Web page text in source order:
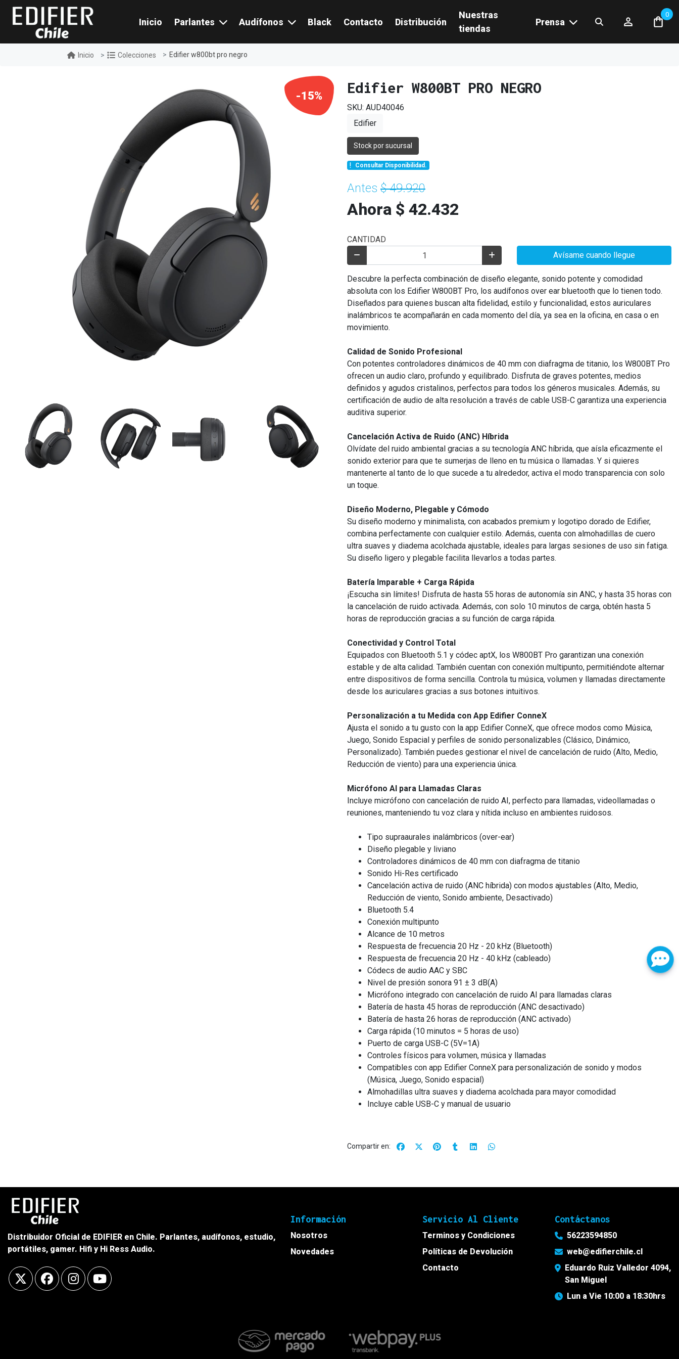
Inicio Parlantes Audífonos Black Contacto Distribución
Nuestras
tiendas
Prensa
0
Inicio Colecciones Edifier w800bt pro negro
-15% Edifier W800BT PRO NEGRO
SKU: AUD40046
Edifier
Stock por sucursal
Consultar Disponibilidad.
Antes $ 49.920
Ahora $ 42.432
CANTIDAD
Avísame cuando llegue
Descubre la perfecta combinación de diseño elegante, sonido potente y comodidad
absoluta con los Edifier W800BT Pro, los audífonos over ear bluetooth que lo tienen todo.
Diseñados para quienes buscan alta fidelidad, estilo y funcionalidad, estos auriculares
inalámbricos te acompañarán en cada momento del día, ya sea en la oficina, en casa o en
movimiento.
Calidad de Sonido Profesional
Con potentes controladores dinámicos de 40 mm con diafragma de titanio, los W800BT Pro
ofrecen un audio claro, profundo y equilibrado. Disfruta de graves potentes, medios
definidos y agudos cristalinos, perfectos para todos los géneros musicales. Además, su
certificación de audio de alta resolución a través de cable USB-C garantiza una experiencia
auditiva superior.
Cancelación Activa de Ruido (ANC) Híbrida
Olvídate del ruido ambiental gracias a su tecnología ANC híbrida, que aísla eficazmente el
sonido exterior para que te sumerjas de lleno en tu música o llamadas. Y si quieres
mantenerte al tanto de lo que sucede a tu alrededor, activa el modo transparencia con solo
un toque.
Diseño Moderno, Plegable y Cómodo
Su diseño moderno y minimalista, con acabados premium y logotipo dorado de Edifier,
combina perfectamente con cualquier estilo. Además, cuenta con almohadillas de cuero
ultra suaves y diadema acolchada ajustable, ideales para largas sesiones de uso sin fatiga.
Su diseño ligero y plegable facilita llevarlos a todas partes.
Batería Imparable + Carga Rápida
¡Escucha sin límites! Disfruta de hasta 55 horas de autonomía sin ANC, y hasta 35 horas con
la cancelación de ruido activada. Además, con solo 10 minutos de carga, obtén hasta 5
horas de reproducción gracias a su función de carga rápida.
Conectividad y Control Total
Equipados con Bluetooth 5.1 y códec aptX, los W800BT Pro garantizan una conexión
estable y de alta calidad. También cuentan con conexión multipunto, permitiéndote alternar
entre dispositivos de forma sencilla. Controla tu música, volumen y llamadas directamente
desde los auriculares gracias a sus botones intuitivos.
Personalización a tu Medida con App Edifier ConneX
Ajusta el sonido a tu gusto con la app Edifier ConneX, que ofrece modos como Música,
Juego, Sonido Espacial y perfiles de sonido personalizables (Clásico, Dinámico,
Personalizado). También puedes gestionar el nivel de cancelación de ruido (Alto, Medio,
Reducción de viento) para una experiencia única.
Micrófono AI para Llamadas Claras
Incluye micrófono con cancelación de ruido AI, perfecto para llamadas, videollamadas o
reuniones, manteniendo tu voz clara y nítida incluso en ambientes ruidosos.
Tipo supraaurales inalámbricos (over-ear)
Diseño plegable y liviano
Controladores dinámicos de 40 mm con diafragma de titanio
Sonido Hi-Res certificado
Cancelación activa de ruido (ANC híbrida) con modos ajustables (Alto, Medio,
Reducción de viento, Sonido ambiente, Desactivado)
Bluetooth 5.4
Conexión multipunto
Alcance de 10 metros
Respuesta de frecuencia 20 Hz - 20 kHz (Bluetooth)
Respuesta de frecuencia 20 Hz - 40 kHz (cableado)
Códecs de audio AAC y SBC
Nivel de presión sonora 91 ± 3 dB(A)
Micrófono integrado con cancelación de ruido AI para llamadas claras
Batería de hasta 45 horas de reproducción (ANC desactivado)
Batería de hasta 26 horas de reproducción (ANC activado)
Carga rápida (10 minutos = 5 horas de uso)
Puerto de carga USB-C (5V=1A)
Controles físicos para volumen, música y llamadas
Compatibles con app Edifier ConneX para personalización de sonido y modos
(Música, Juego, Sonido espacial)
Almohadillas ultra suaves y diadema acolchada para mayor comodidad
Incluye cable USB-C y manual de usuario
Compartir en:
Distribuidor Oficial de EDIFIER en Chile. Parlantes, audífonos, estudio,
portátiles, gamer. Hifi y Hi Ress Audio.
Información
Nosotros
Novedades
Servicio Al Cliente
Terminos y Condiciones
Políticas de Devolución
Contacto
Contáctanos
56223594850
web@edifierchile.cl
Eduardo Ruiz Valledor 4094,
San Miguel
Lun a Vie 10:00 a 18:30hrs